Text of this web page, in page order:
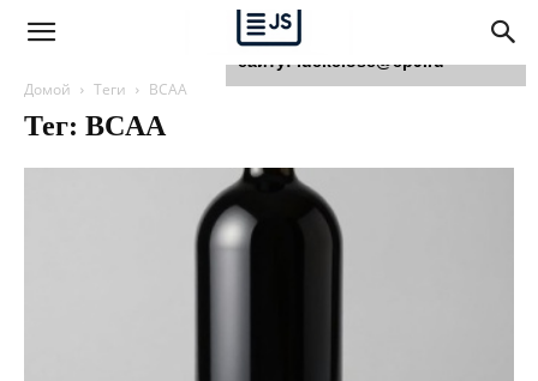
Домой Теги BCAA
Тег: BCAA
Для любых предложений по
сайту: luckclose@cp9.ru